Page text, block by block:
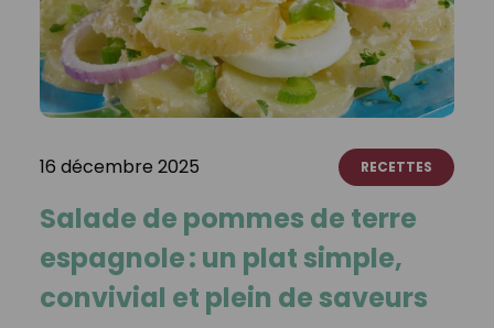
16 décembre 2025 RECETTES
Salade de pommes de terre
espagnole : un plat simple,
convivial et plein de saveurs